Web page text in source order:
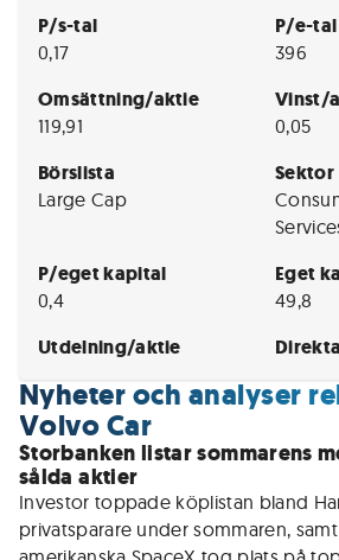
P/s-tal
0,17
P/e-tal
396
Omsättning/aktie
119,91
Vinst/
0,05
Börslista
Large Cap
Sektor
P/eget kapital
0,4
Eget
49,8
Utdelning/aktie
Nyheter och analyser
Volvo Car
Storbanken listar sommarens
sålda aktier
Investor toppade köplistan bland
privatsparare under sommaren,